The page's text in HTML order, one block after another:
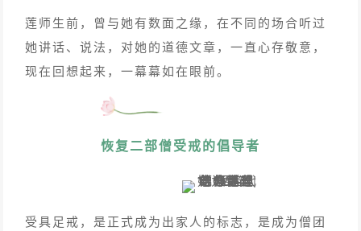
莲师生前，曾与她有数面之缘，在不同的场合听过
她讲话、说法，对她的道德文章，一直心存敬意，
现在回想起来，一幕幕如在眼前。
恢复二部僧受戒的倡导者
受具足戒，是正式成为出家人的标志，是成为僧团